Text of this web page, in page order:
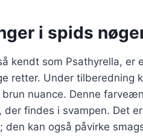
i spids
kendt som Psathyrella,
retter. Under tilberedning
nuance. Denne
der findes i svampen. Det
kan også påvirke